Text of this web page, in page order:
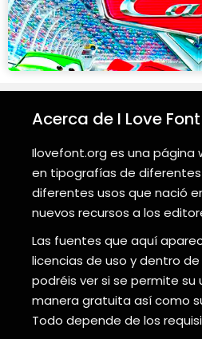
Acerca de I Love Font
Ilovefont.org es una página
en tipografías de
diferentes usos que nació
nuevos recursos a los
Las fuentes que aquí
licencias de uso y dentro
podréis ver si se permite su
manera gratuita así como
Todo depende de los